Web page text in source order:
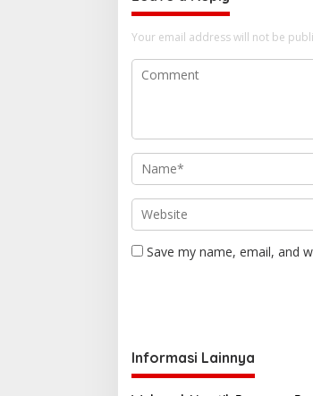
i
o
n
Your email address will not be
Save my name, email, and
Informasi Lainnya